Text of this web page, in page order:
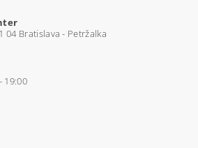
04 Bratislava - Petržalka
19:00